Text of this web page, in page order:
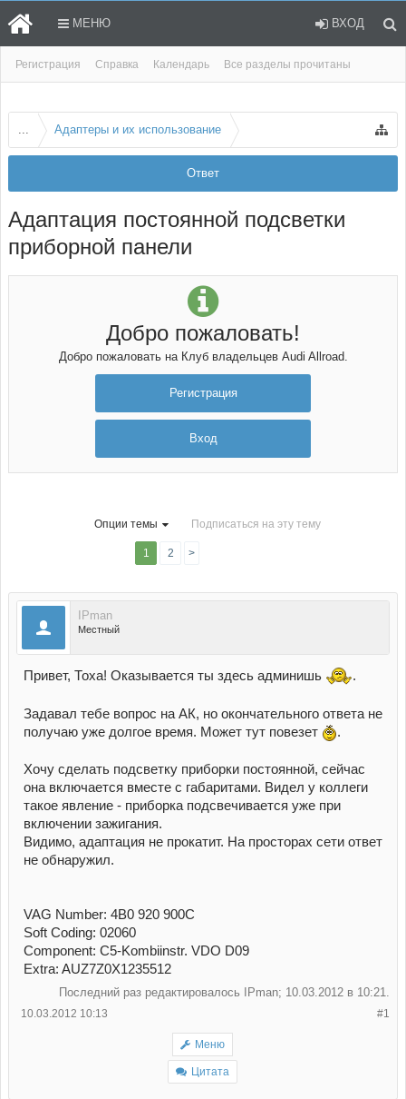
Регистрация Справка Календарь Все разделы прочитаны
МЕНЮ ВХОД
Ответ
... Адаптеры и их использование
Адаптация постоянной подсветки
приборной панели
Добро пожаловать!
Добро пожаловать на Клуб владельцев Audi Allroad.
Регистрация
Вход
Опции темы Подписаться на эту тему
1 2 >
IPman
Местный
Привет, Тоха! Оказывается ты здесь админишь .
Задавал тебе вопрос на АК, но окончательного ответа не
получаю уже долгое время. Может тут повезет
.
Хочу сделать подсветку приборки постоянной, сейчас
она включается вместе с габаритами. Видел у коллеги
такое явление - приборка подсвечивается уже при
включении зажигания.
Видимо, адаптация не прокатит. На просторах сети ответ
не обнаружил.
VAG Number: 4B0 920 900C
Soft Coding: 02060
Component: C5-Kombiinstr. VDO D09
Extra: AUZ7Z0X1235512
Последний раз редактировалось IPman; 10.03.2012 в 10:21.
#1
10.03.2012 10:13
Меню
Цитата